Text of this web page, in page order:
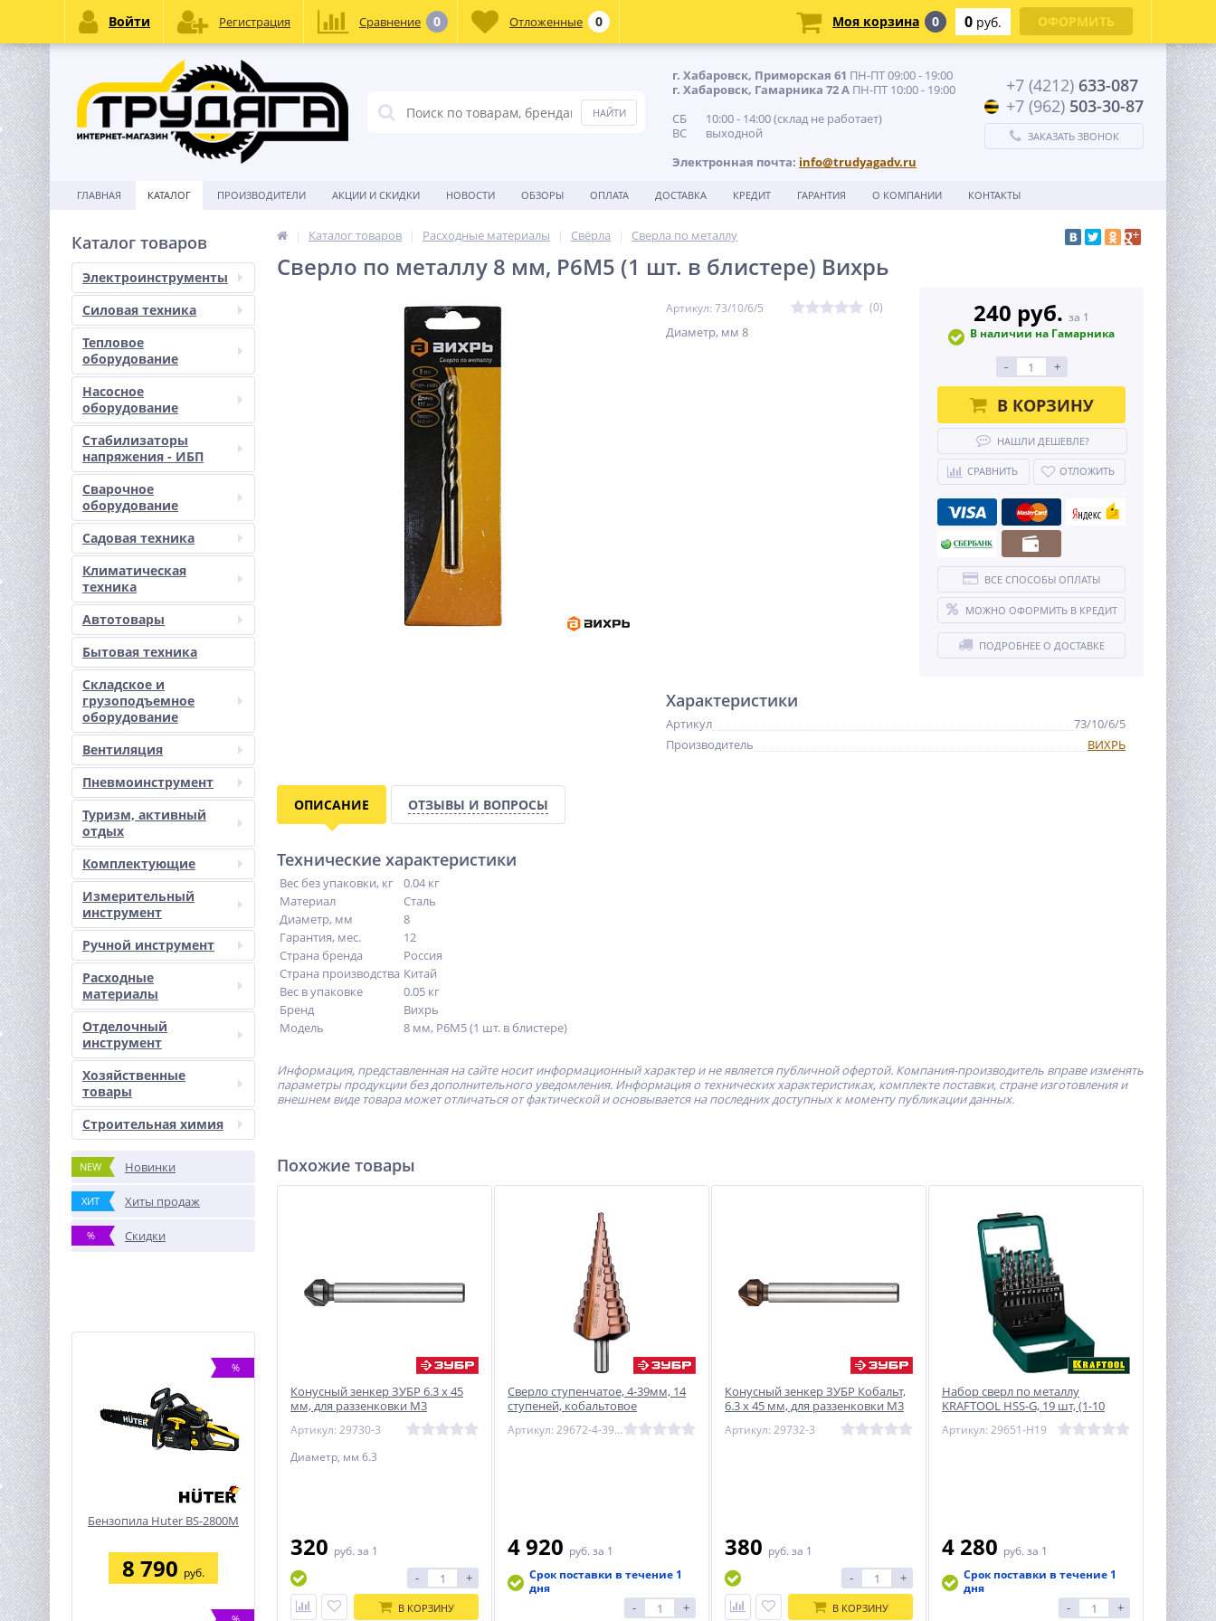
г. Хабаровск, Приморская 61 ПН-ПТ 09:00 - 19:00
г. Хабаровск, Гамарника 72 А ПН-ПТ 10:00 - 19:00
СБ 10:00 - 14:00 (склад не работает)
ВС выходной
Электронная почта: info@trudyagadv.ru
+7 (4212) 633-087
+7 (962) 503-30-87
ЗАКАЗАТЬ ЗВОНОК
ГЛАВНАЯ КАТАЛОГ ПРОИЗВОДИТЕЛИ АКЦИИ И СКИДКИ НОВОСТИ ОБЗОРЫ ОПЛАТА ДОСТАВКА КРЕДИТ ГАРАНТИЯ О КОМПАНИИ КОНТАКТЫ
Каталог товаров
Электроинструменты
Силовая техника
Тепловое
оборудование
Насосное
оборудование
Стабилизаторы
напряжения - ИБП
Сварочное
оборудование
Садовая техника
Климатическая
техника
Автотовары
Бытовая техника
Складское и
грузоподъемное
оборудование
Вентиляция
Пневмоинструмент
Туризм, активный
отдых
Комплектующие
Измерительный
инструмент
Ручной инструмент
Расходные
материалы
Отделочный
инструмент
Хозяйственные
товары
Строительная химия
NEW Новинки
ХИТ Хиты продаж
% Скидки
%
Бензопила Huter BS-2800M
8 790 руб.
Каталог товаров Расходные материалы Свёрла Сверла по металлу
Сверло по металлу 8 мм, P6M5 (1 шт. в блистере) Вихрь
Артикул: 73/10/6/5 (0)
Диаметр, мм 8
240 руб. за 1
В наличии на Гамарника
- +
В КОРЗИНУ
НАШЛИ ДЕШЕВЛЕ?
СРАВНИТЬ ОТЛОЖИТЬ
ВСЕ СПОСОБЫ ОПЛАТЫ
МОЖНО ОФОРМИТЬ В КРЕДИТ
ПОДРОБНЕЕ О ДОСТАВКЕ
Характеристики
Артикул
73/10/6/5
Производитель
ВИХРЬ
ОПИСАНИЕ ОТЗЫВЫ И ВОПРОСЫ
Технические характеристики
Вес без упаковки, кг
0.04 кг
Материал
Сталь
Диаметр, мм
8
Гарантия, мес.
12
Страна бренда
Россия
Страна производства Китай
Вес в упаковке
0.05 кг
Бренд
Вихрь
Модель
8 мм, P6M5 (1 шт. в блистере)
Информация, представленная на сайте носит информационный характер и не является публичной офертой. Компания-производитель вправе изменять
параметры продукции без дополнительного уведомления. Информация о технических характеристиках, комплекте поставки, стране изготовления и
внешнем виде товара может отличаться от фактической и основывается на последних доступных к моменту публикации данных.
Похожие товары
Конусный зенкер ЗУБР 6.3 x 45
мм, для раззенковки М3
Артикул: 29730-3
Диаметр, мм 6.3
320 руб. за 1
- +
В КОРЗИНУ
Сверло ступенчатое, 4-39мм, 14
ступеней, кобальтовое
покрытие, ЗУБР КОБАЛЬТ, серия
Профессионал
Артикул: 29672-4-39-14_z01
4 920 руб. за 1
Срок поставки в течение 1
дня
- +
Конусный зенкер ЗУБР Кобальт,
6.3 x 45 мм, для раззенковки М3
Артикул: 29732-3
380 руб. за 1
- +
В КОРЗИНУ
Набор сверл по металлу
KRAFTOOL HSS-G, 19 шт, (1-10
Артикул: 29651-H19
4 280 руб. за 1
Срок поставки в течение 1
дня
- +
Войти Регистрация Сравнение 0 Отложенные 0 Моя корзина 0 0 руб. ОФОРМИТЬ